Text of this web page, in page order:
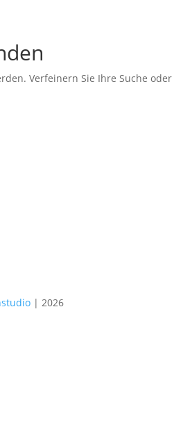
Verfeinern Sie Ihre Suche
| 2026